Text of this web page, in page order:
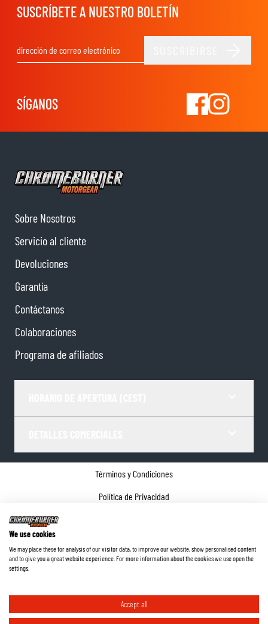
SUSCRÍBETE A NUESTRO BOLETÍN
SÍGANOS
Sobre Nosotros
Servicio al cliente
Devoluciones
Garantía
Contáctanos
Colaboraciones
Programa de afiliados
Términos y Condiciones
Política de Privacidad
©2026ChromeBurner - Todos los derechos reservados.
We use cookies
We may place these for analysis of our visitor data, to improve our website, show personalised content
and to give you a great website experience. For more information about the cookies we use open the
settings.
Accept all